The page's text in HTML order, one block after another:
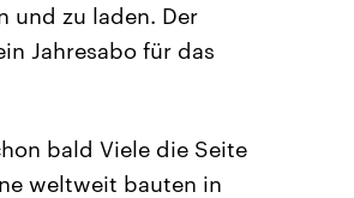
und zu laden. Der
Jahresabo für das
bald Viele die Seite
weltweit bauten in